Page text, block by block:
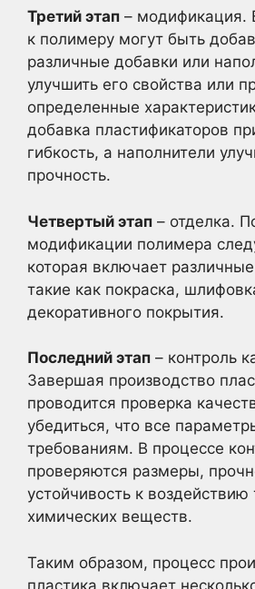
Третий этап – модификация.
к полимеру могут быть
различные добавки или
улучшить его свойства или
определенные
добавка пластификаторов
гибкость, а наполнители
прочность.
Четвертый этап – отделка.
модификации полимера
которая включает
такие как покраска,
декоративного покрытия.
Последний этап – контроль
Завершая производство
проводится проверка
убедиться, что все
требованиям. В процессе
проверяются размеры,
устойчивость к
химических веществ.
Таким образом, процесс
пластика включает